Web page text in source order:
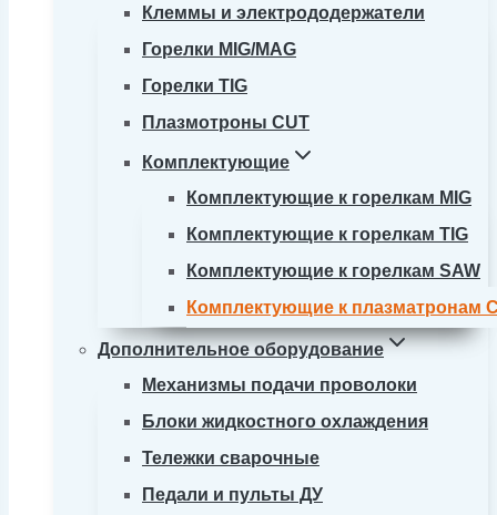
Клеммы и электрододержатели
Горелки MIG/MAG
Горелки TIG
Плазмотроны CUT
Комплектующие
Комплектующие к горелкам MIG
Комплектующие к горелкам TIG
Комплектующие к горелкам SAW
Комплектующие к плазматронам
Дополнительное оборудование
Механизмы подачи проволоки
Блоки жидкостного охлаждения
Тележки сварочные
Педали и пульты ДУ